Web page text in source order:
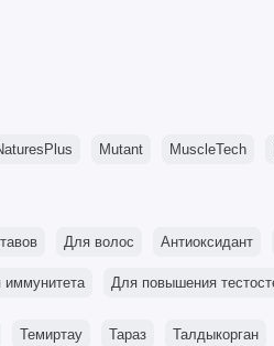
Mutant MuscleTech
Для волос Антиоксидант
иммунитета Для повышения
Темиртау Тараз Талдыкорган